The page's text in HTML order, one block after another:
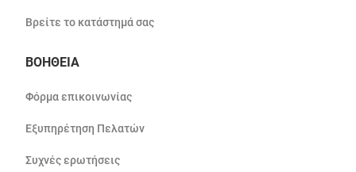
Βρείτε το κατάστημά σας
ΒΟΗΘΕΙΑ
Φόρμα επικοινωνίας
Εξυπηρέτηση Πελατών
Συχνές ερωτήσεις